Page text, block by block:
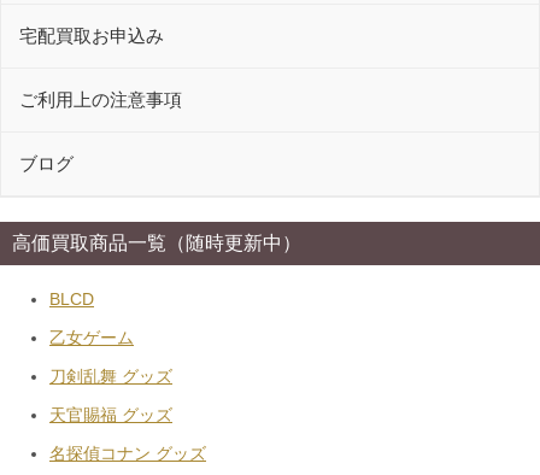
宅配買取お申込み
ご利用上の注意事項
ブログ
高価買取商品一覧（随時更新中）
BLCD
乙女ゲーム
刀剣乱舞 グッズ
天官賜福 グッズ
名探偵コナン グッズ